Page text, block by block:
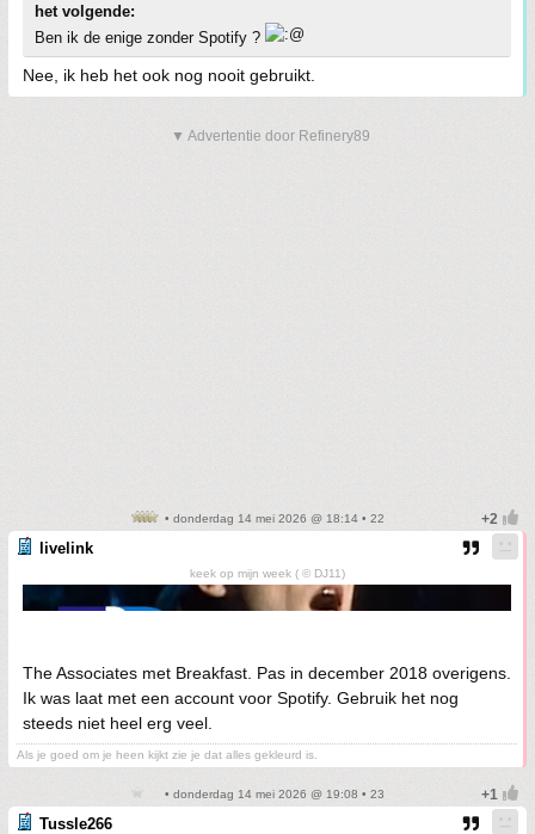
het volgende:
Ben ik de enige zonder Spotify ?
Nee, ik heb het ook nog nooit gebruikt.
▼ Advertentie door Refinery89
• donderdag 14 mei 2026 @ 18:14 • 22
livelink
keek op mijn week ( © DJ11)
The Associates met Breakfast. Pas in december 2018 overigens.
Ik was laat met een account voor Spotify. Gebruik het nog
steeds niet heel erg veel.
Als je goed om je heen kijkt zie je dat alles gekleurd is.
• donderdag 14 mei 2026 @ 19:08 • 23
Tussle266